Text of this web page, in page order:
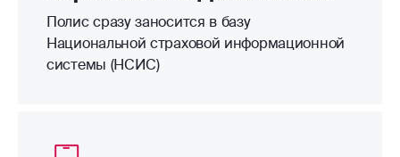
Полис сразу заносится в базу
Национальной страховой информационной
системы (НСИС)